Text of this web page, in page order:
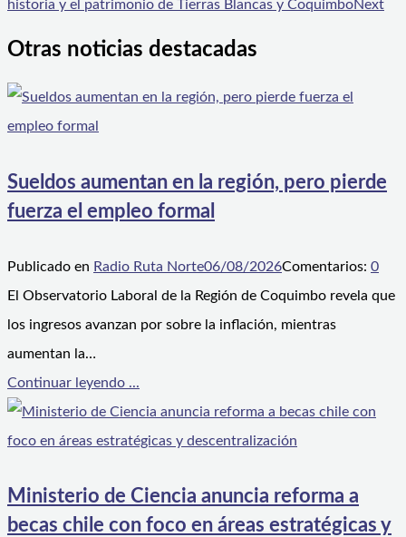
historia y el patrimonio de Tierras Blancas y CoquimboNext
Otras noticias destacadas
Sueldos aumentan en la región, pero pierde
fuerza el empleo formal
Publicado en Radio Ruta Norte06/08/2026Comentarios: 0
El Observatorio Laboral de la Región de Coquimbo revela que
los ingresos avanzan por sobre la inflación, mientras
aumentan la…
Continuar leyendo ...
Ministerio de Ciencia anuncia reforma a
becas chile con foco en áreas estratégicas y